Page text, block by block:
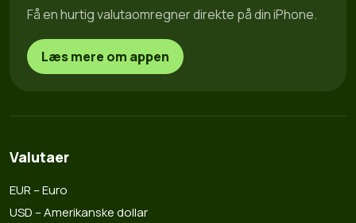
Få en hurtig valutaomregner direkte på din iPhone.
Læs mere om appen
Valutaer
EUR – Euro
USD – Amerikanske dollar